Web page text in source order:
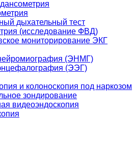
дыхательный тест
(исследование ФВД)
мониторирование ЭКГ
(ЭНМГ)
(ЭЭГ)
и колоноскопия под наркозом
зондирование
видеоэндоскопия